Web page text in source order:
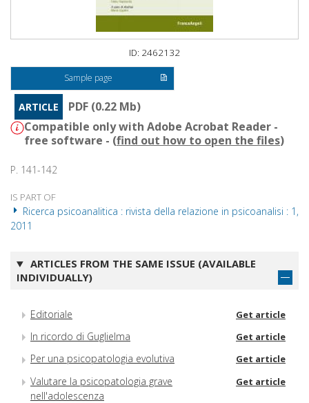
ID: 2462132
Sample page
ARTICLE
PDF (0.22 Mb)
Compatible only with Adobe Acrobat Reader -
free software - (find out how to open the files)
P. 141-142
IS PART OF
Ricerca psicoanalitica : rivista della relazione in psicoanalisi : 1,
2011
ARTICLES FROM THE SAME ISSUE (AVAILABLE
INDIVIDUALLY)
Editoriale Get article
In ricordo di Guglielma Get article
Per una psicopatologia evolutiva Get article
Valutare la psicopatologia grave
nell'adolescenza
Get article